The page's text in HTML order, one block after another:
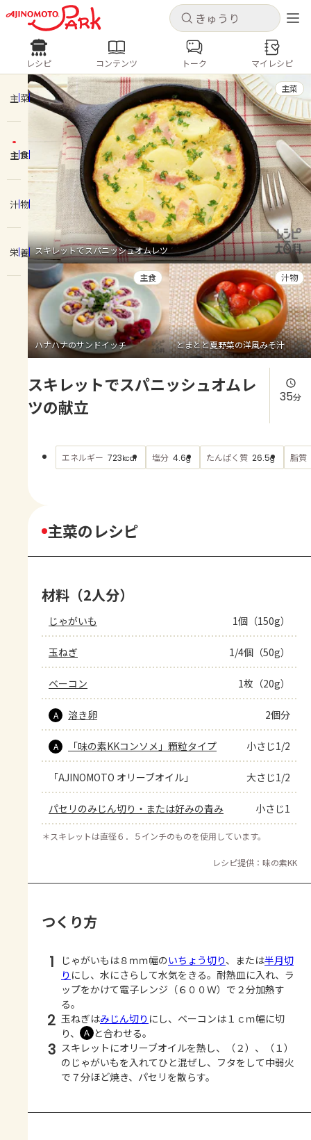
キャンセル
ログインするとレシピを保存できます
ログイン 新規登録
ホーム
コンテンツ
レシピ
トーク
よくあるお問い合わせ
お買い物
AJINOMOTO PARK とは
キャンセル
レシピ コンテンツ
人気の食材・レシピ
きゅうり なす トマト
とうもろこし
ピーマン
みょうが ゴーヤ
レシピ コンテンツ トーク マイレシピ
主菜
主食
汁物
栄養 スキレットでスパニッシュオムレツ
主菜
ハナハナのサンドイッチ
主食
とまとと夏野菜の洋風みそ汁
汁物
スキレットでスパニッシュオムレ
ツの献立
35分
エネルギー 723kcal 塩分 4.6g たんぱく質 26.5g 脂質
主菜のレシピ
材料（2人分）
じゃがいも 1個（150g）
玉ねぎ 1/4個（50g）
ベーコン 1枚（20g）
A 溶き卵 2個分
A 「味の素KKコンソメ」顆粒タイプ 小さじ1/2
「AJINOMOTO オリーブオイル」 大さじ1/2
パセリのみじん切り・または好みの青み 小さじ1
＊スキレットは直径６．５インチのものを使用しています。
レシピ提供：味の素KK
つくり方
1 じゃがいもは８ｍｍ幅のいちょう切り、または半月切
り にし、水にさらして水気をきる。耐熱皿に入れ、ラ
ップをかけて電子レンジ（６００Ｗ）で２分加熱す
る。
2 玉ねぎはみじん切り にし、ベーコンは１ｃｍ幅に切
り、
Ａ と合わせる。
3 スキレットにオリーブオイルを熱し、（２）、（１）
のじゃがいもを入れてひと混ぜし、フタをして中弱火
で７分ほど焼き、パセリを散らす。